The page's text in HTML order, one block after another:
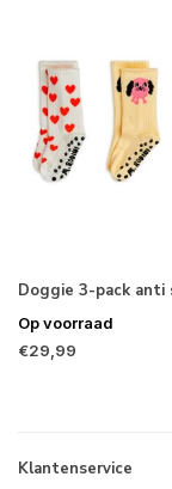
Doggie 3-pack anti
Op voorraad
€29,99
Klantenservice